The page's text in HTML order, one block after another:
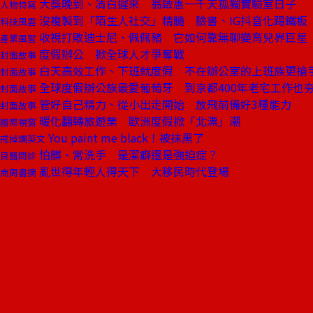
人物特寫 大獎晚到、清白遲來 翁啟惠一千天孤獨實驗室日子
科技風雲 沒複製到「陌生人社交」精髓 臉書、IG抖音化踢鐵板
產業風雲 收視打敗迪士尼、佩佩豬 它如何靠無聊變育兒界巨星
封面故事 度假辦公 掀全球人才爭奪戰
封面故事 白天高效工作、下班就度假 不在辦公室的上班族更搶
封面故事 全球度假辦公族最愛葡萄牙 到京都400年老宅工作也
封面故事 管好自己精力、從小出走開始 放飛前備好3種能力
國際視窗 暖化翻轉旅遊業 歐洲度假掀「北漂」潮
戒掉爛英文 You paint me black！被抹黑了
良醫問診 怕髒、常洗手 是潔癖還是強迫症？
商周書摘 亂世得年輕人得天下 大移民時代登場